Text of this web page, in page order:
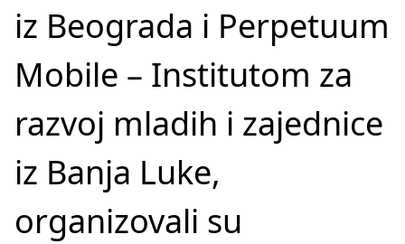
iz Beograda i Perpetuum
Mobile – Institutom za
razvoj mladih i zajednice
iz Banja Luke,
organizovali su